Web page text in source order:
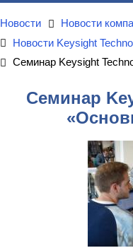
Новости
Новости
Новости Keysight
Семинар Keysight
Семинар